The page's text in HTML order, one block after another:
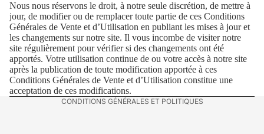
Nous nous réservons le droit, à notre seule discrétion, de mettre à
jour, de modifier ou de remplacer toute partie de ces Conditions
Générales de Vente et d’Utilisation en publiant les mises à jour et
les changements sur notre site. Il vous incombe de visiter notre
site régulièrement pour vérifier si des changements ont été
apportés. Votre utilisation continue de ou votre accès à notre site
après la publication de toute modification apportée à ces
Conditions Générales de Vente et d’Utilisation constitue une
acceptation de ces modifications.
CONDITIONS GÉNÉRALES ET POLITIQUES
Politique de confidentialité
Politique de remboursement
Mentions légales
Conditions générales de vente